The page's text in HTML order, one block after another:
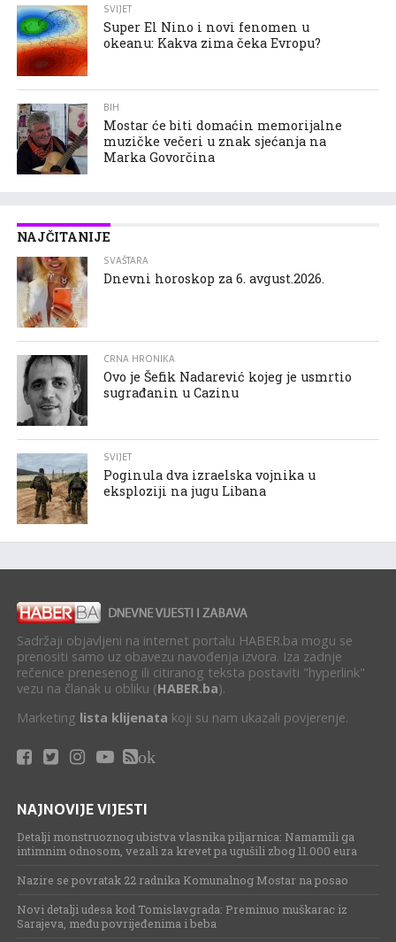
SVIJET
Super El Nino i novi fenomen u
okeanu: Kakva zima čeka Evropu?
BIH
Mostar će biti domaćin memorijalne
muzičke večeri u znak sjećanja na
Marka Govorčina
NAJČITANIJE
SVAŠTARA
Dnevni horoskop za 6. avgust.2026.
CRNA HRONIKA
Ovo je Šefik Nadarević kojeg je usmrtio
sugrađanin u Cazinu
SVIJET
Poginula dva izraelska vojnika u
eksploziji na jugu Libana
Sadržaji objavljeni na internet portalu HABER.ba mogu se
prenositi samo uz obavezu navođenja izvora. Iza zadnje
rečenice prenesenog ili citiranog teksta postaviti "hyperlink"
vezu na članak u obliku (HABER.ba).
Marketing lista klijenata koji su nam ukazali povjerenje.
ok
NAJNOVIJE VIJESTI
Detalji monstruoznog ubistva vlasnika piljarnica: Namamili ga
intimnim odnosom, vezali za krevet pa ugušili zbog 11.000 eura
Nazire se povratak 22 radnika Komunalnog Mostar na posao
Novi detalji udesa kod Tomislavgrada: Preminuo muškarac iz
Sarajeva, među povrijeđenima i beba